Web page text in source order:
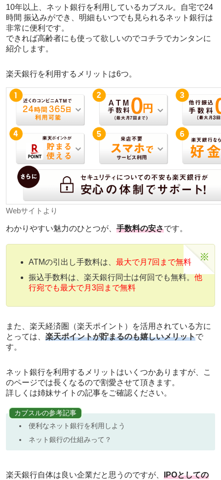
10年以上、ネット銀行を利用しているカブスル。自宅で24
時間 振込みができ、明細もいつでも見られるネット銀行は
非常に便利です。
できれば高齢者にも使って欲しいのでコチラでカンタンに
紹介します。
楽天銀行を利用するメリットは6つ。
Webサイトより
わかりやすい魅力のひとつが、 手数料の安さです。
ATMの引出し手数料は、 最大で月7回まで無料
振込手数料は、楽天銀行同士は何回でも無料。 他
行宛でも最大で月3回まで無料
また、楽天経済圏（楽天ポイント）を活用されている方に
とっては、 楽天ポイントが貯まるのも嬉しいメリットで
す。
ネット銀行を利用するメリットはいくつかありますが、こ
のページでは長くなるので割愛させて頂きます。
詳しくは姉妹サイトの記事をご確認ください。
カブスルの参考記事
便利なネット銀行を利用しよう
ネット銀行の仕組みって？
楽天銀行自体は良い企業だと思うのですが、 IPOとしての